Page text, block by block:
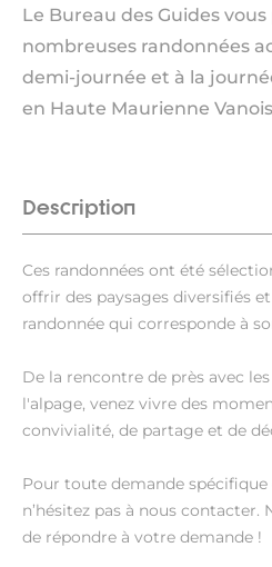
Le Bureau des Guides
nombreuses randonnées
demi-journée et à la
en Haute Maurienne
Description
Ces randonnées ont été
offrir des paysages diversifiés
randonnée qui corresponde à
De la rencontre de près avec
l'alpage, venez vivre des
convivialité, de partage et de
Pour toute demande
n’hésitez pas à nous contacter.
de répondre à votre demande !